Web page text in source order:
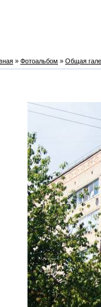
» Фотоальбом » Общая